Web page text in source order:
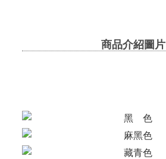
商品介紹圖片